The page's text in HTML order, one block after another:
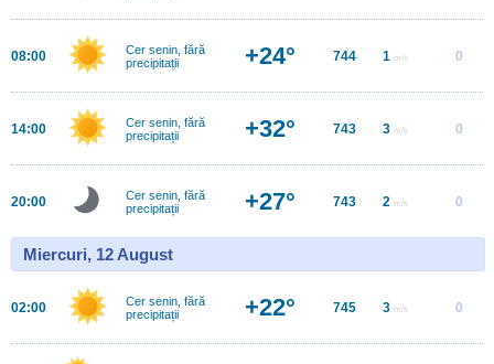
08:00
Cer senin, fără
precipitații
+24° 744 1 m/s 0
14:00
Cer senin, fără
precipitații
+32° 743 3 m/s 0
20:00
Cer senin, fără
precipitații
+27° 743 2 m/s 0
Miercuri, 12 August
02:00
Cer senin, fără
precipitații
+22° 745 3 m/s 0